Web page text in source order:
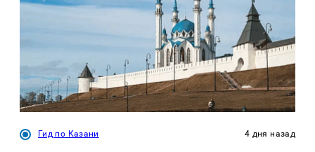
Гид по Казани 4 дня назад